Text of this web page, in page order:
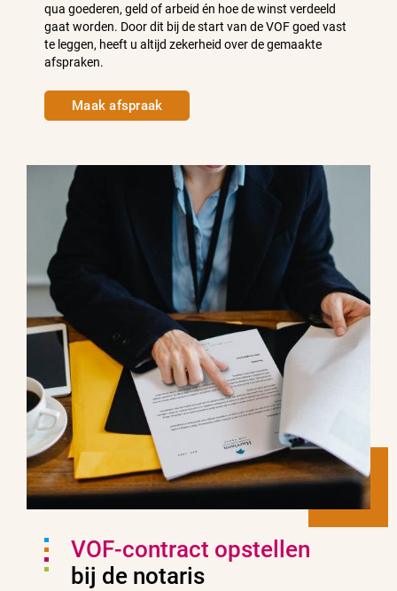
qua goederen, geld of arbeid én hoe de winst verdeeld
gaat worden. Door dit bij de start van de VOF goed vast
te leggen, heeft u altijd zekerheid over de gemaakte
afspraken.
Maak afspraak
VOF-contract opstellen
bij de notaris